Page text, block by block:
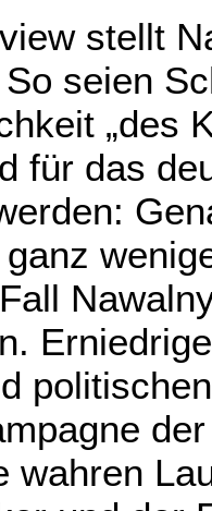
stellt
seien
„des
für das
wahren